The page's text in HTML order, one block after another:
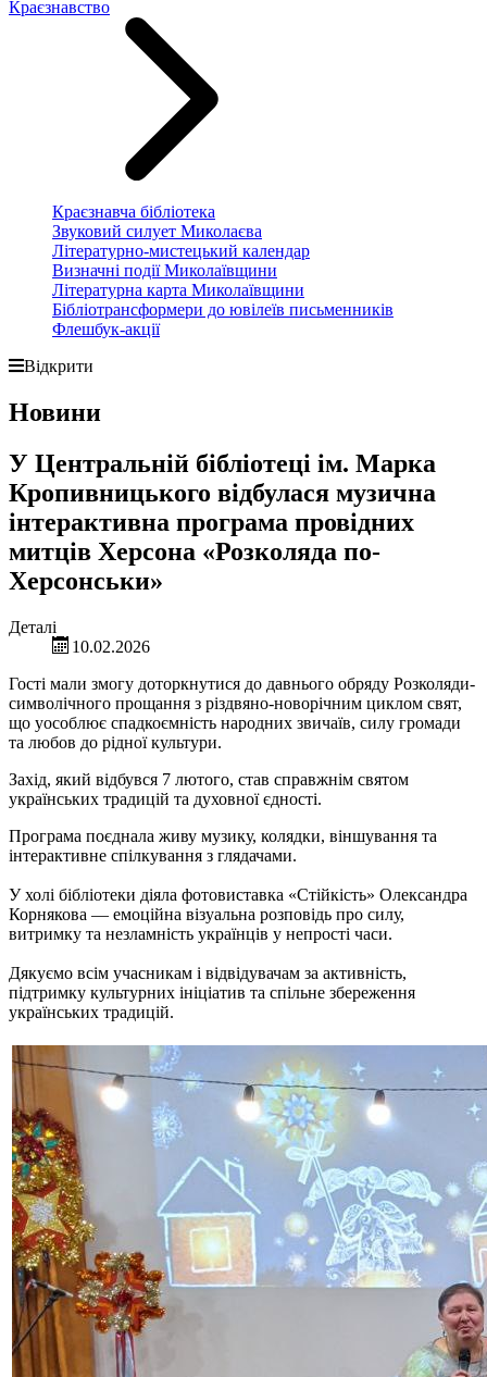
Краєзнавство
Краєзнавча бібліотека
Звуковий силует Миколаєва
Літературно-мистецький календар
Визначні події Миколаївщини
Літературна карта Миколаївщини
Бібліотрансформери до ювілеїв письменників
Флешбук-акції
Відкрити
Новини
У Центральній бібліотеці ім. Марка
Кропивницького відбулася музична
інтерактивна програма провідних
митців Херсона «Розколяда по-
Херсонськи»
Деталі
10.02.2026
Гості мали змогу доторкнутися до давнього обряду Розколяди-
символічного прощання з різдвяно-новорічним циклом свят,
що уособлює спадкоємність народних звичаїв, силу громади
та любов до рідної культури.
Захід, який відбувся 7 лютого, став справжнім святом
українських традицій та духовної єдності.
Програма поєднала живу музику, колядки, віншування та
інтерактивне спілкування з глядачами.
У холі бібліотеки діяла фотовиставка «Стійкість» Олександра
Корнякова — емоційна візуальна розповідь про силу,
витримку та незламність українців у непрості часи.
Дякуємо всім учасникам і відвідувачам за активність,
підтримку культурних ініціатив та спільне збереження
українських традицій.